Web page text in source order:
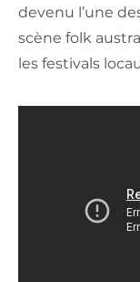
devenu l’une
scène folk
les festivals